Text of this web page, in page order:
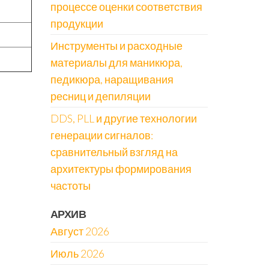
процессе оценки соответствия
продукции
Инструменты и расходные
материалы для маникюра,
педикюра, наращивания
ресниц и депиляции
DDS, PLL и другие технологии
генерации сигналов:
сравнительный взгляд на
архитектуры формирования
частоты
АРХИВ
Август 2026
Июль 2026